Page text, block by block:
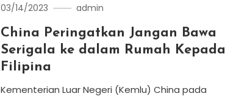
03/14/2023 admin
China Peringatkan Jangan Bawa
Serigala ke dalam Rumah Kepada
Filipina
Kementerian Luar Negeri (Kemlu) China pada